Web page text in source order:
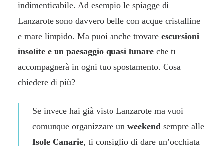
indimenticabile. Ad esempio le spiagge di
Lanzarote sono davvero belle con acque cristalline
e mare limpido. Ma puoi anche trovare escursioni
insolite e un paesaggio quasi lunare che ti
accompagnerà in ogni tuo spostamento. Cosa
chiedere di più?
Se invece hai già visto Lanzarote ma vuoi
comunque organizzare un weekend sempre alle
Isole Canarie, ti consiglio di dare un’occhiata